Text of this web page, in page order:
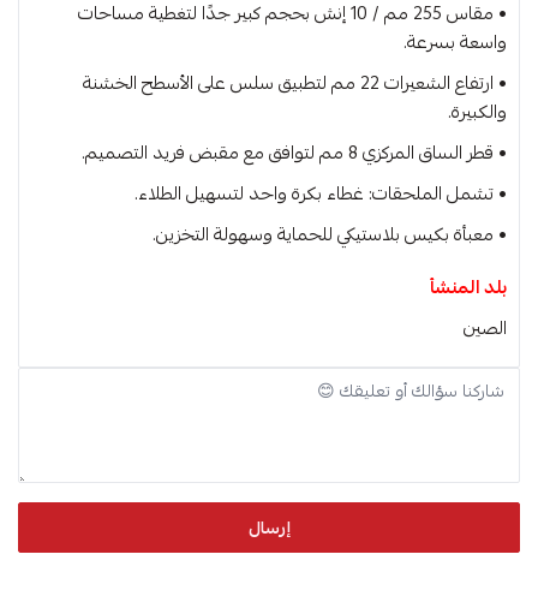
• مقاس 255 مم / 10 إنش بحجم كبير جدًا لتغطية مساحات
واسعة بسرعة.
• ارتفاع الشعيرات 22 مم لتطبيق سلس على الأسطح الخشنة
والكبيرة.
• قطر الساق المركزي 8 مم لتوافق مع مقبض فريد التصميم.
• تشمل الملحقات: غطاء بكرة واحد لتسهيل الطلاء.
• معبأة بكيس بلاستيكي للحماية وسهولة التخزين.
بلد المنشأ
الصين
إرسال